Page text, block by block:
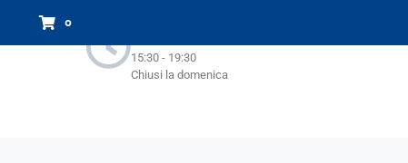
15:30 - 19:30
Chiusi la domenica
0